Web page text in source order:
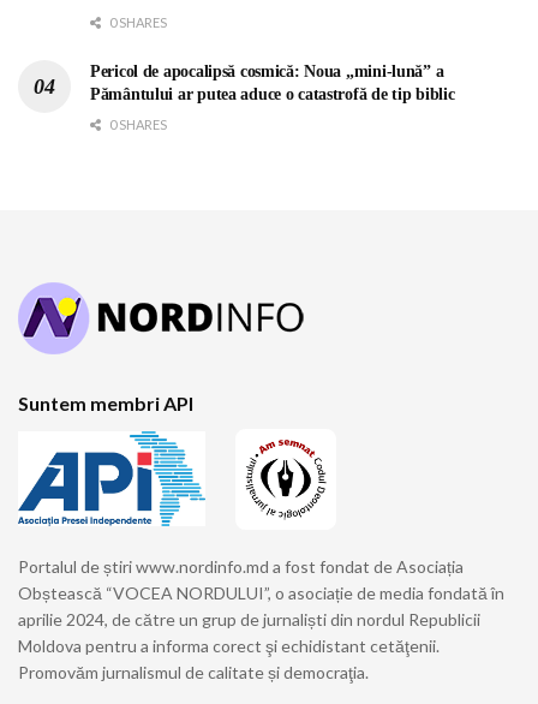
0 SHARES
Pericol de apocalipsă cosmică: Noua „mini-lună” a
Pământului ar putea aduce o catastrofă de tip biblic
0 SHARES
Suntem membri API
Portalul de știri www.nordinfo.md a fost fondat de Asociația
Obștească “VOCEA NORDULUI”, o asociație de media fondată în
aprilie 2024, de către un grup de jurnaliști din nordul Republicii
Moldova pentru a informa corect şi echidistant cetăţenii.
Promovăm jurnalismul de calitate și democraţia.